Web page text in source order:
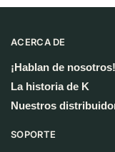
ACERCA DE
¡Hablan de nosotros!
La historia de K
Nuestros
SOPORTE